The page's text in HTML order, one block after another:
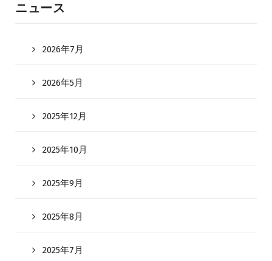
ニュース
2026年7月
2026年5月
2025年12月
2025年10月
2025年9月
2025年8月
2025年7月